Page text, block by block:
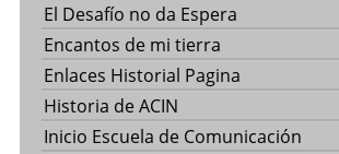
El Desafío no da Espera
Encantos de mi tierra
Enlaces Historial Pagina
Historia de ACIN
Inicio Escuela de Comunicación